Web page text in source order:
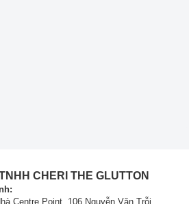
CHERI THE GLUTTON
Centre Point, 106 Nguyễn Văn Trỗi,